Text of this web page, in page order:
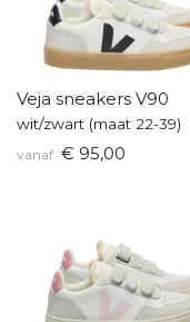
Veja sneakers V90
wit/zwart (maat 22-39)
vanaf € 95,00